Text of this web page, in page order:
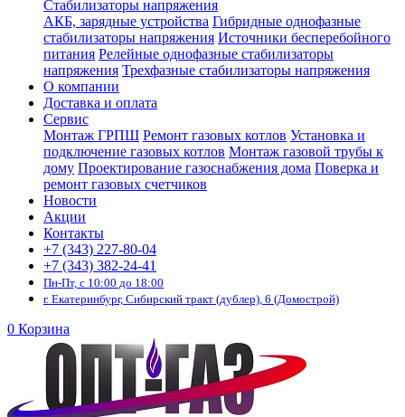
Стабилизаторы напряжения
АКБ, зарядные устройства Гибридные однофазные
стабилизаторы напряжения Источники бесперебойного
питания Релейные однофазные стабилизаторы
напряжения Трехфазные стабилизаторы напряжения
О компании
Доставка и оплата
Сервис
Монтаж ГРПШ Ремонт газовых котлов Установка и
подключение газовых котлов Монтаж газовой трубы к
дому Проектирование газоснабжения дома Поверка и
ремонт газовых счетчиков
Новости
Акции
Контакты
+7 (343) 227-80-04
+7 (343) 382-24-41
Пн-Пт, с 10:00 до 18:00
г. Екатеринбург, Сибирский тракт (дублер), 6 (Домострой)
0 Корзина